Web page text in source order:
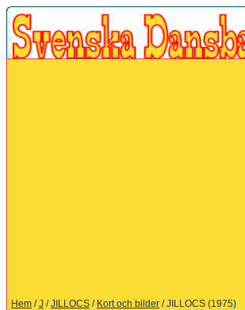
Hem /J /JILLOCS / Kort och bilder / JILLOCS (1975)